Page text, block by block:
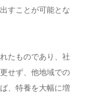
すことが可能とな
たものであり、社
せず、他地域での
、特養を大幅に増